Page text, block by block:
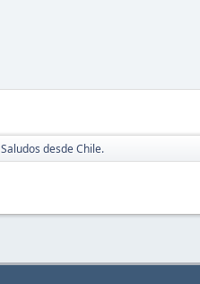
Saludos desde Chile.